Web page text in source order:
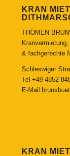
KRAN
THÖMEN
& fachgerechte
Schleswiger
Tel +49 4852
E-Mail
KRAN